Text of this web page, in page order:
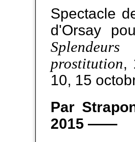
Spectacle
d'Orsay
prostitution,
10, 15
Par
2015 ——